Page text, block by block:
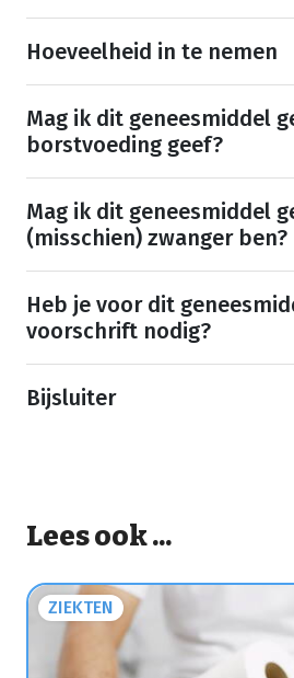
Hoeveelheid in te nemen
Mag ik dit geneesmiddel
borstvoeding geef?
Mag ik dit geneesmiddel
(misschien) zwanger ben?
Heb je voor dit
voorschrift nodig?
Bijsluiter
Lees ook ...
ZIEKTEN